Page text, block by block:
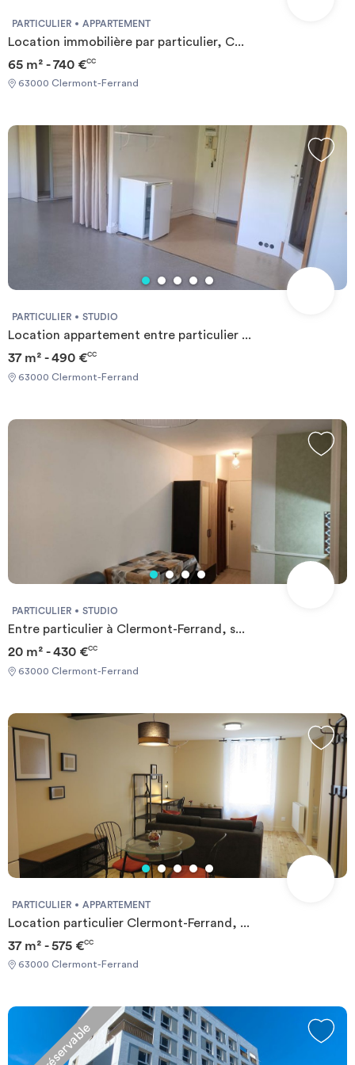
PARTICULIER APPARTEMENT
Location immobilière par particulier, C...
65 m² - 740 €CC
63000 Clermont-Ferrand
PARTICULIER STUDIO
Location appartement entre particulier ...
37 m² - 490 €CC
63000 Clermont-Ferrand
PARTICULIER STUDIO
Entre particulier à Clermont-Ferrand, s...
20 m² - 430 €CC
63000 Clermont-Ferrand
PARTICULIER APPARTEMENT
Location particulier Clermont-Ferrand, ...
37 m² - 575 €CC
63000 Clermont-Ferrand